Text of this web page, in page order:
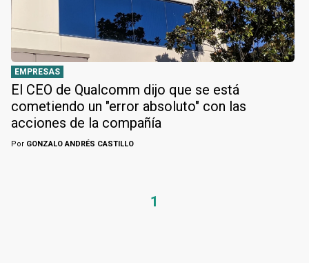
EMPRESAS
El CEO de Qualcomm dijo que se está
cometiendo un "error absoluto" con las
acciones de la compañía
Por GONZALO ANDRÉS CASTILLO
1